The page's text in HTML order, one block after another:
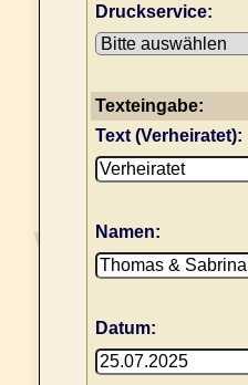
Druckservice:
Texteingabe:
Text (Verheiratet):
Namen:
Datum: